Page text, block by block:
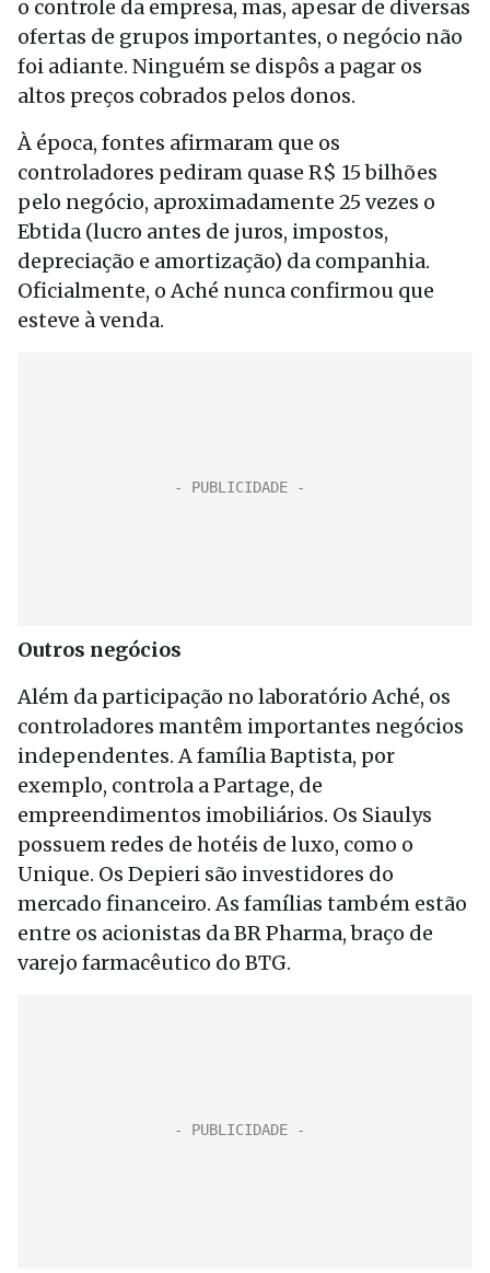
o controle da empresa, mas, apesar de diversas
ofertas de grupos importantes, o negócio não
foi adiante. Ninguém se dispôs a pagar os
altos preços cobrados pelos donos.
À época, fontes afirmaram que os
controladores pediram quase R$ 15 bilhões
pelo negócio, aproximadamente 25 vezes o
Ebtida (lucro antes de juros, impostos,
depreciação e amortização) da companhia.
Oficialmente, o Aché nunca confirmou que
esteve à venda.
Outros negócios
Além da participação no laboratório Aché, os
controladores mantêm importantes negócios
independentes. A família Baptista, por
exemplo, controla a Partage, de
empreendimentos imobiliários. Os Siaulys
possuem redes de hotéis de luxo, como o
Unique. Os Depieri são investidores do
mercado financeiro. As famílias também estão
entre os acionistas da BR Pharma, braço de
varejo farmacêutico do BTG.